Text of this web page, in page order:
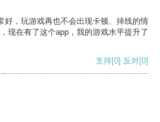
好，玩游戏再也不会出现卡顿、掉线的情
现在有了这个app，我的游戏水平提升了
支持[0] 反对[0]